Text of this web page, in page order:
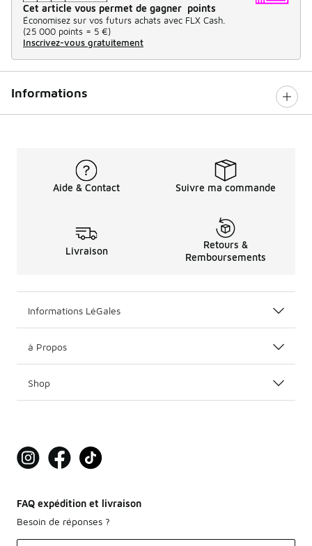
Cet article vous permet de gagner points
Économisez sur vos futurs achats avec FLX Cash.
(25 000 points = 5 €)
Inscrivez-vous gratuitement
Informations
Aide & Contact Suivre ma commande
Livraison
Retours &
Remboursements
Informations LéGales
à Propos
Shop
FAQ expédition et livraison
Besoin de réponses ?